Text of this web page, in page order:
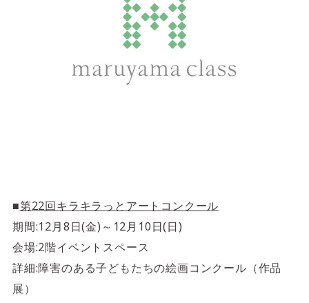
閉じる
ファッション＆ライフスタイルフロア
営業時間 10:00 ~ 20:00
4F/5F Physical care floor
フィジカルケアフロア
■第22回キラキラっとアートコンクール
期間:12月8日(金)～12月10日(日)
会場:2階イベントスペース
詳細:障害のある子どもたちの絵画コンクール（作品
展）